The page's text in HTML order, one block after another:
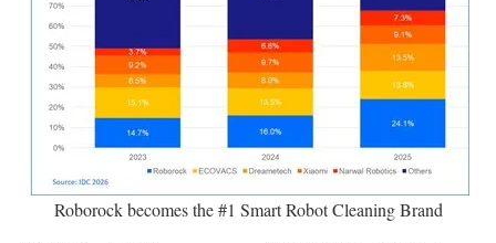
Roborock becomes the #1 Smart Robot Cleaning Brand